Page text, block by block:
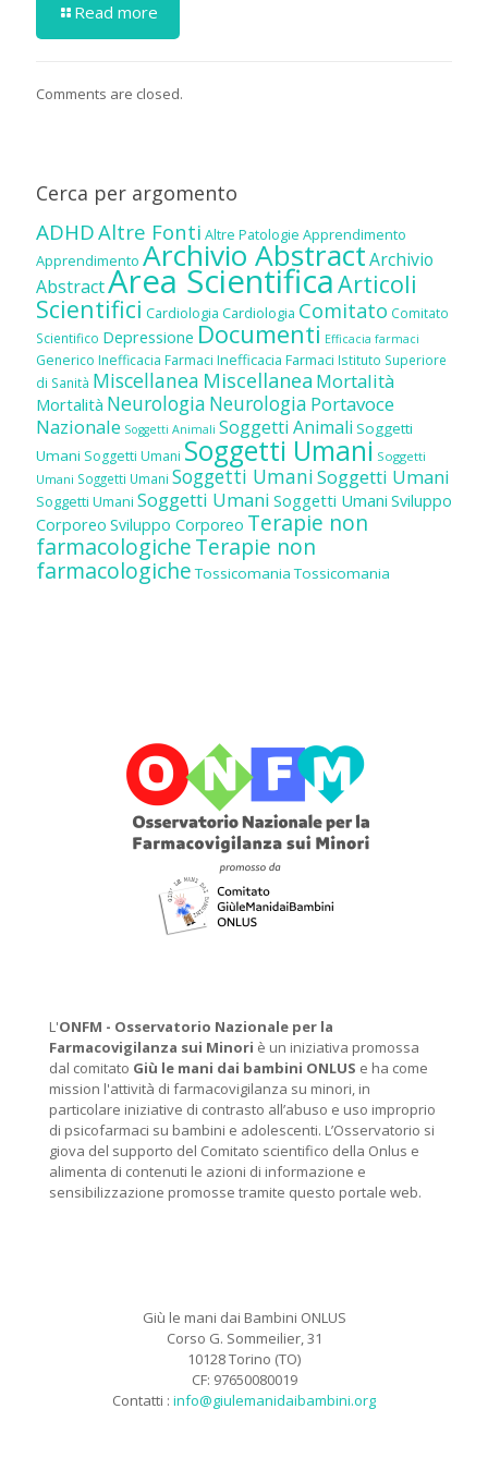
Read more
Comments are closed.
Cerca per argomento
ADHDAltre Fonti Altre Patologie Apprendimento
Apprendimento Archivio AbstractArchivio
AbstractArea ScientificaArticoli
Scientifici Cardiologia Cardiologia Comitato Comitato
Scientifico Depressione Documenti Efficacia farmaci
Generico Inefficacia Farmaci Inefficacia Farmaci Istituto Superiore
di Sanità Miscellanea Miscellanea Mortalità
Mortalità Neurologia Neurologia Portavoce
Nazionale Soggetti Animali Soggetti Animali Soggetti
Umani Soggetti Umani Soggetti Umani Soggetti
Umani Soggetti Umani Soggetti UmaniSoggetti Umani
Soggetti Umani Soggetti Umani Soggetti Umani Sviluppo
Corporeo Sviluppo Corporeo Terapie non
farmacologicheTerapie non
farmacologiche Tossicomania Tossicomania
L'ONFM - Osservatorio Nazionale per la
Farmacovigilanza sui Minori è un iniziativa promossa
dal comitato Giù le mani dai bambini ONLUS e ha come
mission l'attività di farmacovigilanza su minori, in
particolare iniziative di contrasto all’abuso e uso improprio
di psicofarmaci su bambini e adolescenti. L’Osservatorio si
giova del supporto del Comitato scientifico della Onlus e
alimenta di contenuti le azioni di informazione e
sensibilizzazione promosse tramite questo portale web.
Giù le mani dai Bambini ONLUS
Corso G. Sommeilier, 31
10128 Torino (TO)
CF: 97650080019
Contatti : info@giulemanidaibambini.org